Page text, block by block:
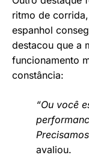
ritmo de
espanhol
destacou que a
funcionamento
constância:
“Ou você
avaliou.